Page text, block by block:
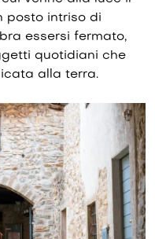
posto intriso di
essersi fermato,
quotidiani che
alla terra.